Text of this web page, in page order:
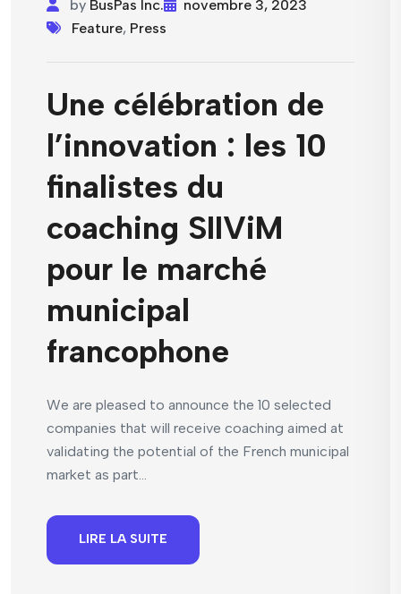
by BusPas Inc.
novembre 3, 2023
Feature, Press
Une célébration de
l’innovation : les 10
finalistes du
coaching SIIViM
pour le marché
municipal
francophone
We are pleased to announce the 10 selected
companies that will receive coaching aimed at
validating the potential of the French municipal
market as part...
LIRE LA SUITE